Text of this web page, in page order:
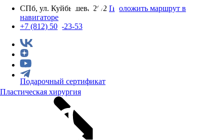
СПб, ул. Куйбышева 26/2 Проложить маршрут в
навигаторе
+7 (812) 501-23-53
Пластическая хирургия
Подарочный сертификат